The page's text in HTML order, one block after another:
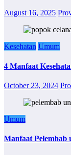
August 16, 2025
Kesehatan Umum
4 Manfaat
October 23, 2024
Umum
Manfaat